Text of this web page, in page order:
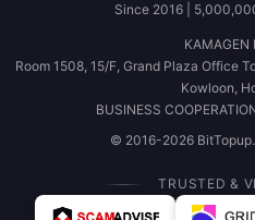
Since 2016 |
KAMAGEN
Room 1508, 15/F, Grand Plaza Office
Kowloon,
BUSINESS
© 2016-2026
TRUSTED &